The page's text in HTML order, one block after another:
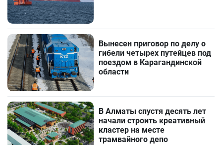
Вынесен приговор по делу о
гибели четырех путейцев под
поездом в Карагандинской
области
В Алматы спустя десять лет
начали строить креативный
кластер на месте
трамвайного депо